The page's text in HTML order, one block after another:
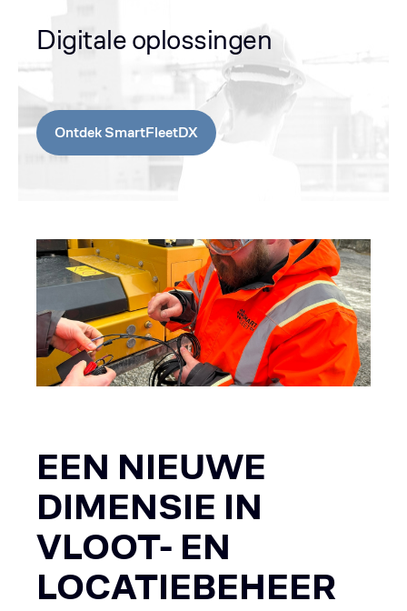
Digitale oplossingen
Ontdek SmartFleetDX
EEN NIEUWE
DIMENSIE IN
VLOOT- EN
LOCATIEBEHEER